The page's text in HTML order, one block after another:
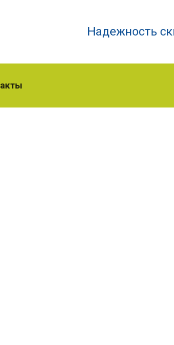
Надежность